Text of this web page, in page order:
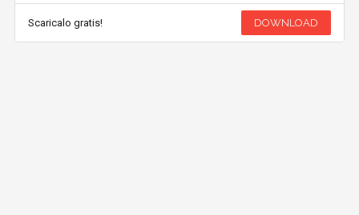
Scaricalo gratis! DOWNLOAD